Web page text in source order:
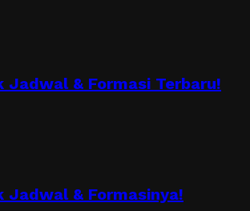
Jadwal & Formasi Terbaru!
Jadwal & Formasinya!